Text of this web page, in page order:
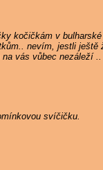
kočičkám v
nevím, jestli
vás vůbec nezáleží ..
svíčičku.